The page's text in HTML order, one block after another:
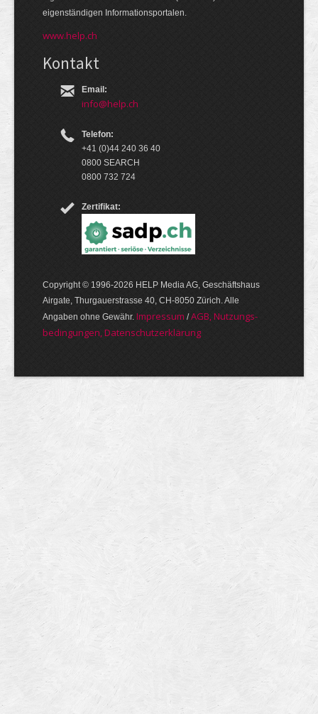
eigen­ständigen Infor­mations­por­talen.
www.help.ch
Kontakt
Email:
info@help.ch
Telefon:
+41 (0)44 240 36 40
0800 SEARCH
0800 732 724
Zertifikat:
Copyright © 1996-2026 HELP Media AG, Geschäftshaus
Airgate, Thurgauer­strasse 40, CH-8050 Zürich. Alle
Angaben ohne Gewähr. Im­pres­sum /AGB, Nut­zungs­
bedin­gungen, Daten­schutz­er­klärung